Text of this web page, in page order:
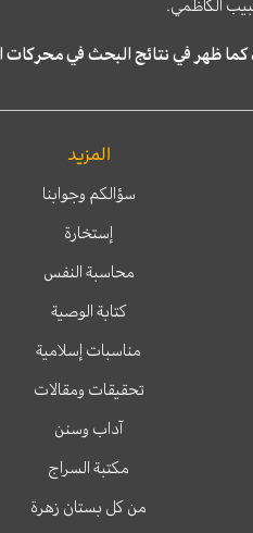
الكاظمي.
المزيد
سؤالكم وجوابنا
إستخارة
محاسبة النفس
كتابة الوصية
مناسبات إسلامية
تحقيقات ومقالات
آداب وسنن
مكتبة السراج
من كل بستان زهرة